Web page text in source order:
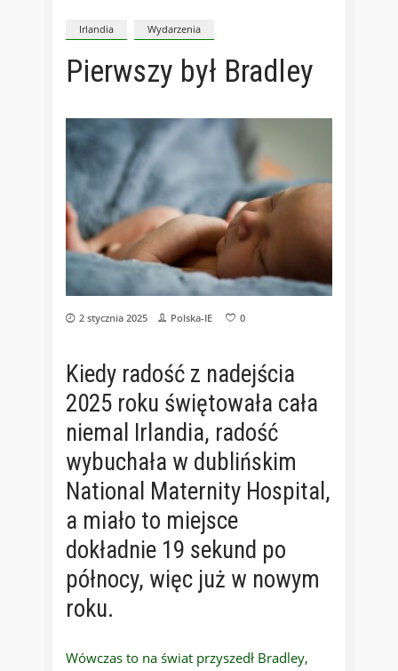
Irlandia Wydarzenia
Pierwszy był Bradley
2 stycznia 2025 Polska-IE 0
Kiedy radość z nadejścia
2025 roku świętowała cała
niemal Irlandia, radość
wybuchała w dublińskim
National Maternity Hospital,
a miało to miejsce
dokładnie 19 sekund po
północy, więc już w nowym
roku.
Wówczas to na świat przyszedł Bradley,